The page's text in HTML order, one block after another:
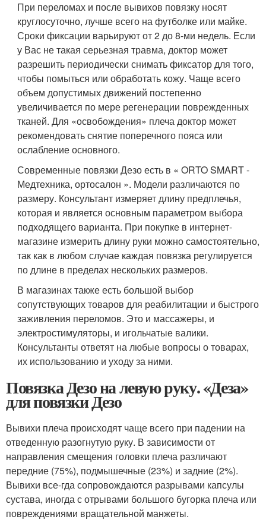
При переломах и после вывихов повязку носят
круглосуточно, лучше всего на футболке или майке.
Сроки фиксации варьируют от 2 до 8-ми недель. Если
у Вас не такая серьезная травма, доктор может
разрешить периодически снимать фиксатор для того,
чтобы помыться или обработать кожу. Чаще всего
объем допустимых движений постепенно
увеличивается по мере регенерации поврежденных
тканей. Для «освобождения» плеча доктор может
рекомендовать снятие поперечного пояса или
ослабление основного.
Современные повязки Дезо есть в « ORTO SMART -
Медтехника, ортосалон ». Модели различаются по
размеру. Консультант измеряет длину предплечья,
которая и является основным параметром выбора
подходящего варианта. При покупке в интернет-
магазине измерить длину руки можно самостоятельно,
так как в любом случае каждая повязка регулируется
по длине в пределах нескольких размеров.
В магазинах также есть большой выбор
сопутствующих товаров для реабилитации и быстрого
заживления переломов. Это и массажеры, и
электростимуляторы, и игольчатые валики.
Консультанты ответят на любые вопросы о товарах,
их использованию и уходу за ними.
Повязка Дезо на левую руку. «Деза»
для повязки Дезо
Вывихи плеча происходят чаще всего при падении на
отведенную разогнутую руку. В зависимости от
направления смещения головки плеча различают
передние (75%), подмышечные (23%) и задние (2%).
Вывихи все-гда сопровождаются разрывами капсулы
сустава, иногда с отрывами большого бугорка плеча или
повреждениями вращательной манжеты.